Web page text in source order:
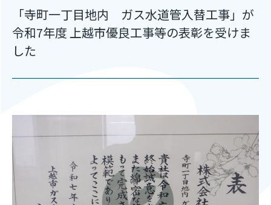
「寺町一丁目地内 ガス水道管入替工事」が
令和7年度 上越市優良工事等の表彰を受けま
した